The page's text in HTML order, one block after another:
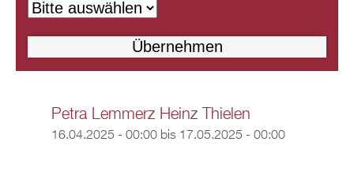
Petra Lemmerz Heinz Thielen
16.04.2025 - 00:00bis 17.05.2025 - 00:00